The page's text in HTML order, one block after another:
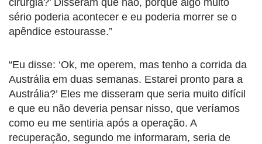
sério poderia acontecer e eu poderia morrer se o
apêndice estourasse.”
“Eu disse: ‘Ok, me operem, mas tenho a corrida da
Austrália em duas semanas. Estarei pronto para a
Austrália?’ Eles me disseram que seria muito difícil
e que eu não deveria pensar nisso, que veríamos
como eu me sentiria após a operação. A
recuperação, segundo me informaram, seria de